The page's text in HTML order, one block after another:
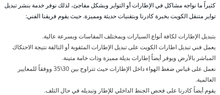
كثيراً ما نواجه مشاكل في الإطارات أو التواير وبشكل مفاجئ، لذلك نوفر خدمة بنشر تبديل
تواير متنقل الكويت بخبرة كادرنا وبتقنيات حديثة ومميزة. حيث يقوم فريقنا الفني:
بتبديل الإطارات لكافة أنواع السيارات وبمختلف المقاسات وبسرعة عالية.
يعمل فني تبديل اطارات الكويت على تبديل الإطارات المثقوبة أو التالفة نتيجة الاحتكاك
المباشر بالأرض ويوفر أيضاً إطارات بديلة مميزة وذات خامة متينة.
نعمل على قياس ضغط الهواء داخل الإطارات حيث تتراوح بين 30\35 ووفقاً للمعايير
العالمية.
يقوم أيضاً كادرنا على فحص الجنط الداخلي للإطار وتبديله في حال التلف.